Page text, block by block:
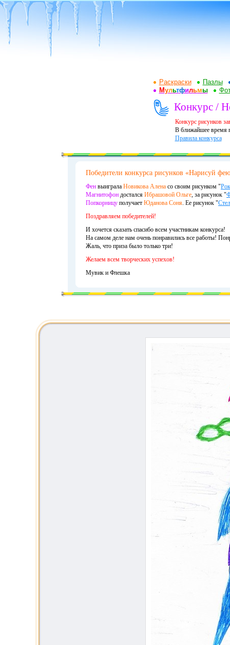
Раскраски
Пазлы
Мультфильмы
Конкурс /
Конкурс рисунков
В ближайшее время
Правила конкурса
Победители конкурса рисунков «Нарисуй
Фен выиграла Новикова Алена со своим рисунком "
Магнитофон достался Ибрашовой Ольге, за рисунок "
Попкорницу получает Юданова Соня. Ее рисунок "
Поздравляем победителей!
И хочется сказать спасибо всем участникам конкурса!
На самом деле нам очень понравились все работы!
Жаль, что приза было только три!
Желаем всем творческих успехов!
Мувик и Флешка